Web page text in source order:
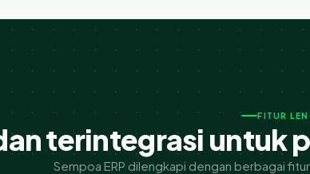
FITUR
terintegrasi untuk
Sempoa ERP dilengkapi dengan berbagai